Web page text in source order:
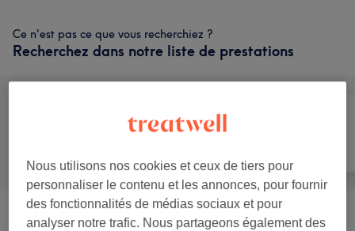
Ce n'est pas ce que vous recherchiez ?
Recherchez dans notre liste de prestations
Forfaits (4 ) à partir de 20 €
Nous utilisons nos cookies et ceux de tiers pour
personnaliser le contenu et les annonces, pour fournir
des fonctionnalités de médias sociaux et pour
analyser notre trafic. Nous partageons également des